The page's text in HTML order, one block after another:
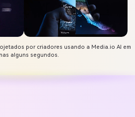
por criadores usando a Media.io AI em
alguns segundos.